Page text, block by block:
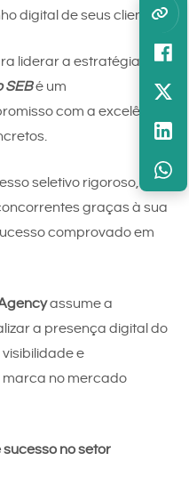
digital de seus clientes.
liderar a estratégia de
SEBé um
com a excelência
seletivo rigoroso,
graças à sua
comprovado em
assume a
a presença digital do
e
no mercado
no setor